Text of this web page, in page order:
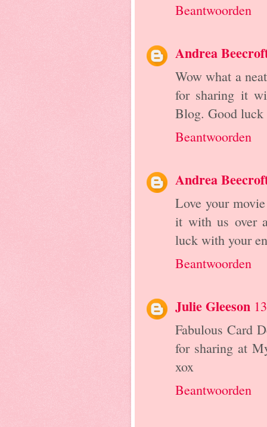
Beantwoorden
Andrea
Wow what a
for sharing it
Blog. Good
Beantwoorden
Andrea
Love your
it with us over
luck with your
Beantwoorden
Julie Gleeson
Fabulous Card
for sharing at
xox
Beantwoorden